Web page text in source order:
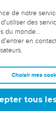
des
sortes
le talent
tribu de Dan ;
et de
de notre
des
du monde…
en
Choisir mes
tous